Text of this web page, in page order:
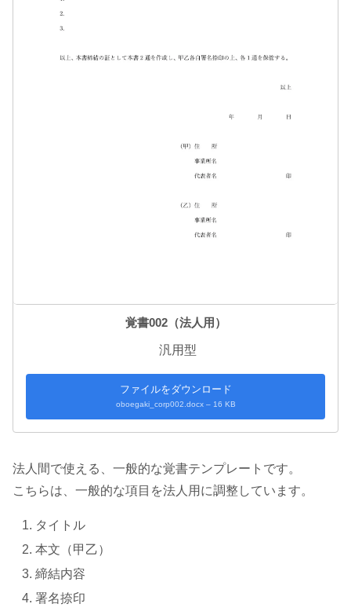
覚書002（法人用）
汎用型
ファイルをダウンロード
oboegaki_corp002.docx – 16 KB
法人間で使える、一般的な覚書テンプレートです。
こちらは、一般的な項目を法人用に調整しています。
タイトル
本文（甲乙）
締結内容
署名捺印